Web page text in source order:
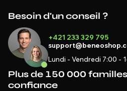
Besoin d'un conseil ?
+421 233 329 795
Lundi - Vendredi 7:00 -
Plus de 150 000
confiance